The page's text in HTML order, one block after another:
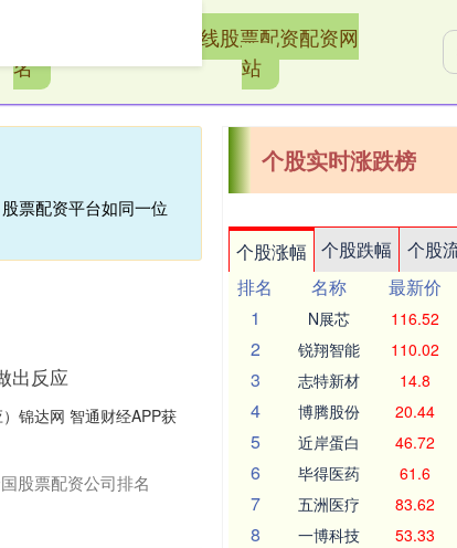
名
在线股票配资配资网
站
票配资平台如同一位
出反应
锦达网 智通财经APP获
股票配资公司排名
个股实时涨跌榜
个股涨幅 个股跌幅 个股
排名
名称 最新价
1
N展芯 116.52
2 锐翔智能 110.02
3 志特新材 14.8
4 博腾股份 20.44
5 近岸蛋白 46.72
6 毕得医药 61.6
7 五洲医疗 83.62
8 一博科技 53.33